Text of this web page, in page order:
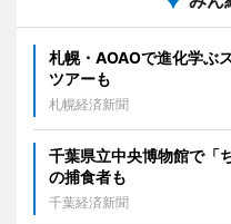
札幌・AOAOで進化学ぶ
ツアーも
札幌経済新聞
千葉県立中央博物館で
の捕食者も
千葉経済新聞